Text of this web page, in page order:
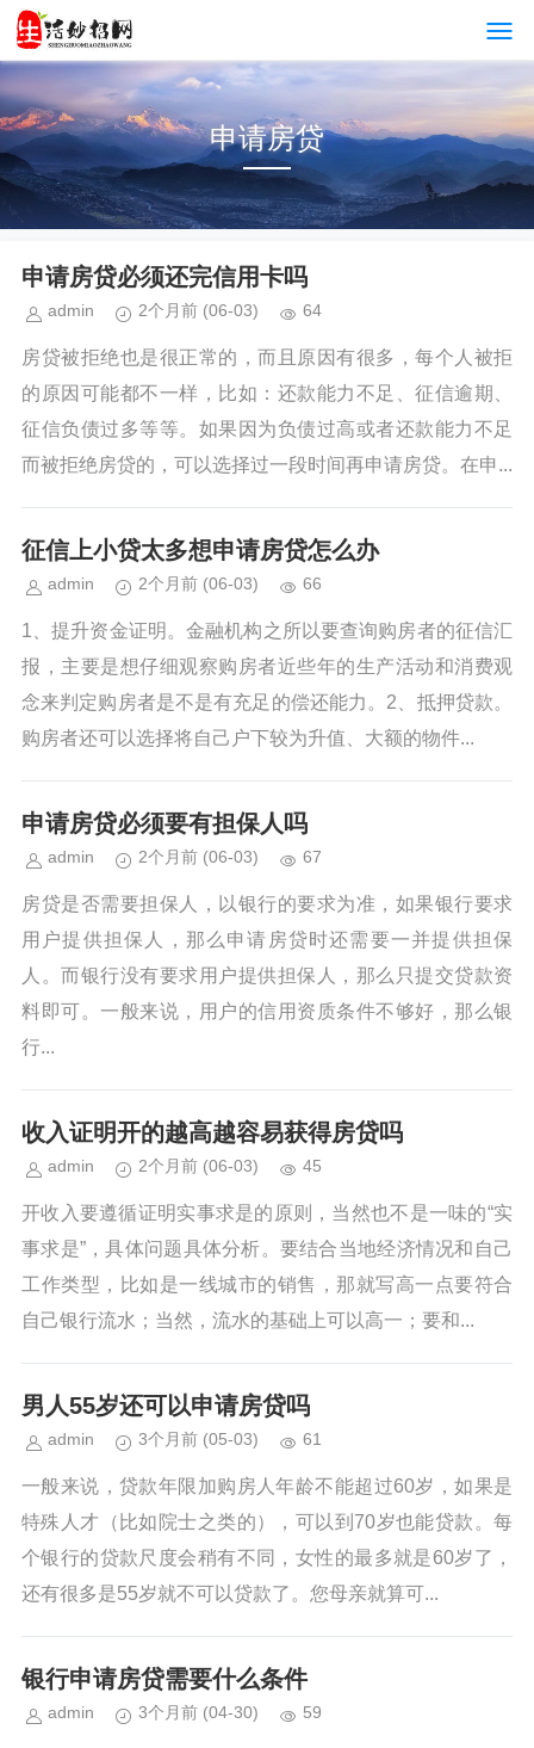
申请房贷
申请房贷必须还完信用卡吗
admin 2个月前 (06-03) 64
房贷被拒绝也是很正常的，而且原因有很多，每个人被拒
的原因可能都不一样，比如：还款能力不足、征信逾期、
征信负债过多等等。如果因为负债过高或者还款能力不足
而被拒绝房贷的，可以选择过一段时间再申请房贷。在申...
征信上小贷太多想申请房贷怎么办
admin 2个月前 (06-03) 66
1、提升资金证明。金融机构之所以要查询购房者的征信汇
报，主要是想仔细观察购房者近些年的生产活动和消费观
念来判定购房者是不是有充足的偿还能力。2、抵押贷款。
购房者还可以选择将自己户下较为升值、大额的物件...
申请房贷必须要有担保人吗
admin 2个月前 (06-03) 67
房贷是否需要担保人，以银行的要求为准，如果银行要求
用户提供担保人，那么申请房贷时还需要一并提供担保
人。而银行没有要求用户提供担保人，那么只提交贷款资
料即可。一般来说，用户的信用资质条件不够好，那么银
行...
收入证明开的越高越容易获得房贷吗
admin 2个月前 (06-03) 45
开收入要遵循证明实事求是的原则，当然也不是一味的“实
事求是”，具体问题具体分析。要结合当地经济情况和自己
工作类型，比如是一线城市的销售，那就写高一点要符合
自己银行流水；当然，流水的基础上可以高一；要和...
男人55岁还可以申请房贷吗
admin 3个月前 (05-03) 61
一般来说，贷款年限加购房人年龄不能超过60岁，如果是
特殊人才（比如院士之类的），可以到70岁也能贷款。每
个银行的贷款尺度会稍有不同，女性的最多就是60岁了，
还有很多是55岁就不可以贷款了。您母亲就算可...
银行申请房贷需要什么条件
admin 3个月前 (04-30) 59